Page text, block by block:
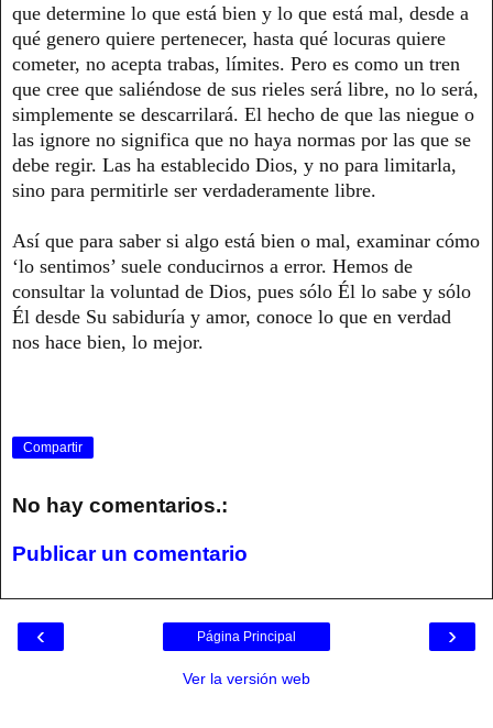
que determine lo que está bien y lo que está mal, desde a
qué genero quiere pertenecer, hasta qué locuras quiere
cometer, no acepta trabas, límites. Pero es como un tren
que cree que saliéndose de sus rieles será libre, no lo será,
simplemente se descarrilará. El hecho de que las niegue o
las ignore no significa que no haya normas por las que se
debe regir. Las ha establecido Dios, y no para limitarla,
sino para permitirle ser verdaderamente libre.
Así que para saber si algo está bien o mal, examinar cómo
‘lo sentimos’ suele conducirnos a error. Hemos de
consultar la voluntad de Dios, pues sólo Él lo sabe y sólo
Él desde Su sabiduría y amor, conoce lo que en verdad
nos hace bien, lo mejor.
Compartir
No hay comentarios.:
Publicar un comentario
‹ ›
Página Principal
Ver la versión web